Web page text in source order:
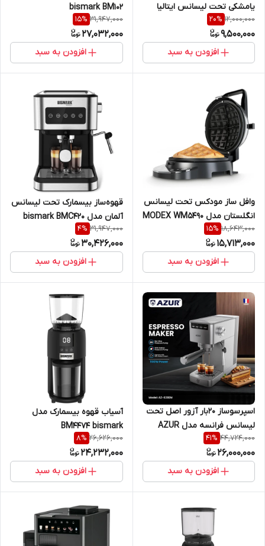
یامشکی تحت لیسانس ایتالیا
مدل Ariete AR-1394/2
12,000,000
20%
9,500,000
افزودن به سبد
bismark BM102
31,947,000
15%
27,032,000
افزودن به سبد
وافل ساز مودکس تحت لیسانس
انگلستان مدل MODEX WM5490
18,643,000
15%
15,713,000
افزودن به سبد
قهوه‌ساز بیسمارک تحت لیسانس
آلمان مدل bismark BMC420
31,947,000
4%
30,426,000
افزودن به سبد
اسپرسوساز 20بار آزور اصل تحت
لیسانس فرانسه مدل AZUR
AZ-628EM
44,724,000
41%
26,000,000
افزودن به سبد
آسیاب قهوه بیسمارک مدل
BM4474 bismark
26,626,000
8%
24,232,000
افزودن به سبد